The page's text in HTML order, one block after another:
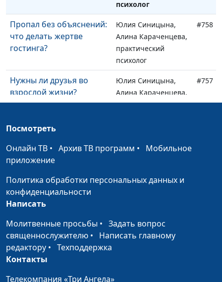
психолог
Пропал без объяснений:
что делать жертве
гостинга?
Юлия Синицына,
Алина Караченцева,
практический
психолог
#758
Нужны ли друзья во
взрослой жизни?
Юлия Синицына,
Алина Караченцева,
практический
#757
Как пережить
расставание?
Алина Караченцева,
Может ли духовность
изменить нашу жизнь?
психолог
Можно ли быть
счастливым одному?
Посмотреть
Онлайн ТВ • Архив ТВ программ • Мобильное
приложение
Политика обработки персональных данных и
конфиденциальности
Написать
Молитвенные просьбы • Задать вопрос
священнослужителю • Написать главному
редактору • Техподдержка
Контакты
Телекомпания «Три Ангела»